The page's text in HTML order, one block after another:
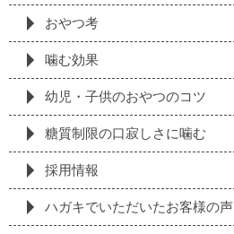
おやつ考
噛む効果
幼児・子供のおやつのコツ
糖質制限の⼝寂しさに噛む
採⽤情報
ハガキでいただいたお客様の声